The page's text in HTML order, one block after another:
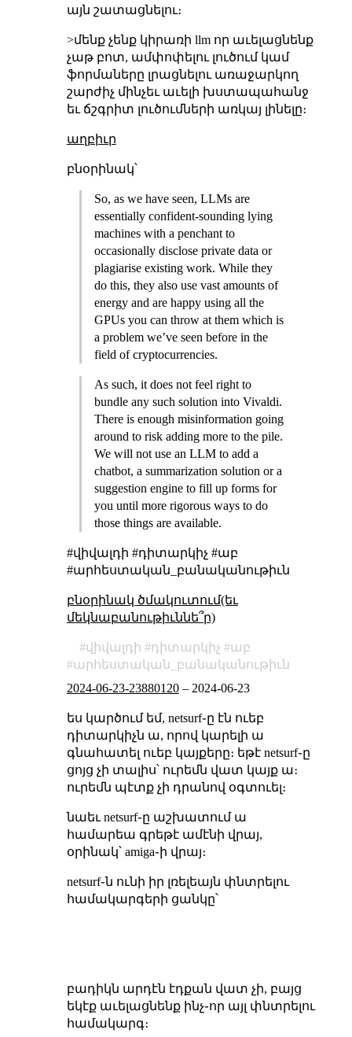
այն շատացնելու։
>մենք չենք կիրառի llm որ աւելացնենք
չաթ բոտ, ամփոփելու լուծում կամ
ֆորմաները լրացնելու առաջարկող
շարժիչ մինչեւ աւելի խստապահանջ
եւ ճշգրիտ լուծումների առկայ լինելը։
աղբիւր
բնօրինակ՝
So, as we have seen, LLMs are
essentially confident-sounding lying
machines with a penchant to
occasionally disclose private data or
plagiarise existing work. While they
do this, they also use vast amounts of
energy and are happy using all the
GPUs you can throw at them which is
a problem we’ve seen before in the
field of cryptocurrencies.
As such, it does not feel right to
bundle any such solution into Vivaldi.
There is enough misinformation going
around to risk adding more to the pile.
We will not use an LLM to add a
chatbot, a summarization solution or a
suggestion engine to fill up forms for
you until more rigorous ways to do
those things are available.
#վիվալդի #դիտարկիչ #աբ
#արհեստական_բանականութիւն
բնօրինակ ծմակուտում(եւ
մեկնաբանութիւննե՞ր)
վիվալդի դիտարկիչ
աբ
արհեստական_բանականութիւն
2024-06-23-23880120– 2024-06-23
ես կարծում եմ, netsurf֊ը էն ուեբ
դիտարկիչն ա, որով կարելի ա
գնահատել ուեբ կայքերը։ եթէ netsurf֊ը
ցոյց չի տալիս՝ ուրեմն վատ կայք ա։
ուրեմն պէտք չի դրանով օգտուել։
նաեւ netsurf֊ը աշխատում ա
համարեա գրեթէ ամէնի վրայ,
օրինակ՝ amiga֊ի վրայ։
netsurf֊ն ունի իր լռելեայն փնտրելու
համակարգերի ցանկը՝
բադիկն արդէն էդքան վատ չի, բայց
եկէք աւելացնենք ինչ֊որ այլ փնտրելու
համակարգ։